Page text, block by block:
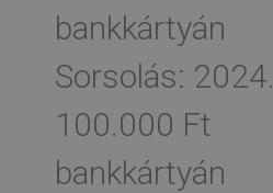
bankkártyán
Sorsolás: 2024.
100.000 Ft
bankkártyán